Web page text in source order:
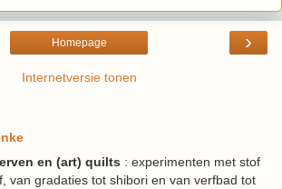
›
Homepage
Internetversie tonen
en (art) quilts : experimenten met stof
van gradaties tot shibori en van verfbad tot